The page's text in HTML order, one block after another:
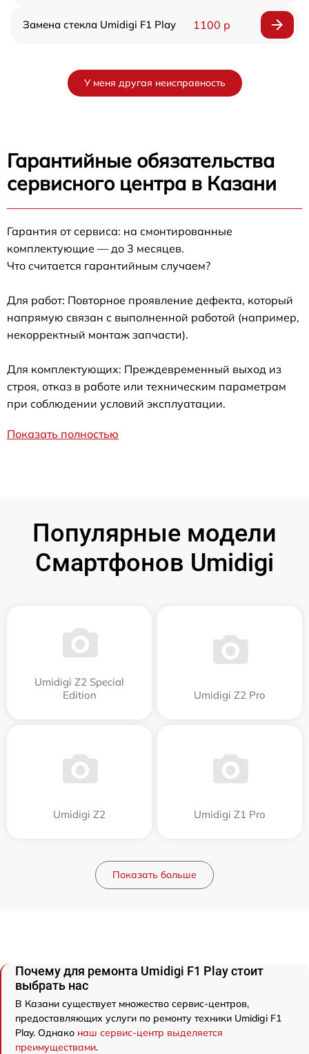
Замена стекла Umidigi F1 Play 1100 р
У меня другая неисправность
Гарантийные обязательства
сервисного центра в Казани
Гарантия от сервиса: на смонтированные
комплектующие — до 3 месяцев.
Что считается гарантийным случаем?
Для работ: Повторное проявление дефекта, который
напрямую связан с выполненной работой (например,
некорректный монтаж запчасти).
Для комплектующих: Преждевременный выход из
строя, отказ в работе или техническим параметрам
при соблюдении условий эксплуатации.
Показать полностью
Популярные модели
Смартфонов Umidigi
Umidigi Z2 Special
Edition
Umidigi Z2 Pro
Umidigi Z2 Umidigi Z1 Pro
Показать больше
Почему для ремонта Umidigi F1 Play стоит
выбрать нас
В Казани существует множество сервис-центров,
предоставляющих услуги по ремонту техники Umidigi F1
Play. Однако наш сервис-центр выделяется
преимуществами.